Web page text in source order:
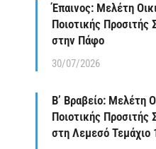
Έπαινος: Μελέτη
Ποιοτικής Προσιτής
στην Πάφο
30/07/2026
Β’ Βραβείο: Μελέτη
Ποιοτικής Προσιτής
στη Λεμεσό Τεμάχιο